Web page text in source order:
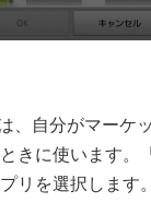
、自分がマーケ
きに使います。
リを選択します